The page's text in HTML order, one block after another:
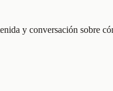
y conversación sobre